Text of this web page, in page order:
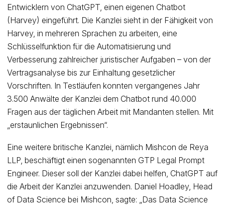
Entwicklern von ChatGPT, einen eigenen Chatbot
(Harvey) eingeführt. Die Kanzlei sieht in der Fähigkeit von
Harvey, in mehreren Sprachen zu arbeiten, eine
Schlüsselfunktion für die Automatisierung und
Verbesserung zahlreicher juristischer Aufgaben – von der
Vertragsanalyse bis zur Einhaltung gesetzlicher
Vorschriften. In Testläufen konnten vergangenes Jahr
3.500 Anwälte der Kanzlei dem Chatbot rund 40.000
Fragen aus der täglichen Arbeit mit Mandanten stellen. Mit
„erstaunlichen Ergebnissen“.
Eine weitere britische Kanzlei, nämlich Mishcon de Reya
LLP, beschäftigt einen sogenannten GTP Legal Prompt
Engineer. Dieser soll der Kanzlei dabei helfen, ChatGPT auf
die Arbeit der Kanzlei anzuwenden. Daniel Hoadley, Head
of Data Science bei Mishcon, sagte: „Das Data Science